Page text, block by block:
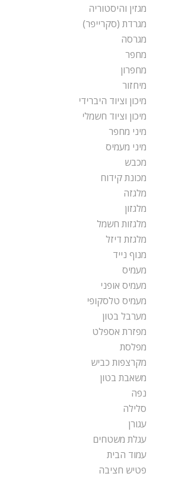
מגזין והיסטוריה
מגרדת (סקרייפר)
מגרסה
מחפר
מחפרון
מיחזור
מיכון וציוד היברידי
מיכון וציוד חשמלי
מיני מחפר
מיני מעמיס
מכבש
מכונת קידוח
מלגזה
מלגזון
מלגזות חשמל
מלגזת דיזל
מנוף נייד
מעמיס
מעמיס אופני
מעמיס טלסקופי
מערבל בטון
מפזרת אספלט
מפלסת
מקרצפות כביש
משאבת בטון
נפה
סלילה
עגורן
עגלת משטחים
עמוד הבית
פטיש חציבה